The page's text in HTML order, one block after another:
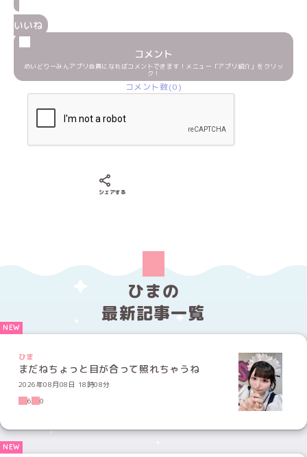
いいね
コメント
めいどりーみんアプリ会員になればコメントできます！メニュー「アプリ紹介」をクリッ
ク！
コメント数(0)
シェアする
ひまの
最新記事一覧
ひま
まだねちょっと目が合って照れちゃうね
2026年08月08日 18時08分
6
0